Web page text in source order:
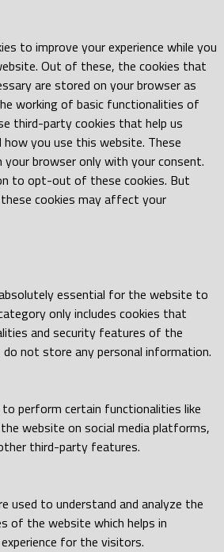
to improve your experience while you
Out of these, the cookies that
are stored on your browser as
working of basic functionalities of
third-party cookies that help us
how you use this website. These
your browser only with your consent.
to opt-out of these cookies. But
cookies may affect your
essential for the website to
only includes cookies that
and security features of the
not store any personal information.
to perform certain functionalities like
website on social media platforms,
third-party features.
used to understand and analyze the
of the website which helps in
for the visitors.